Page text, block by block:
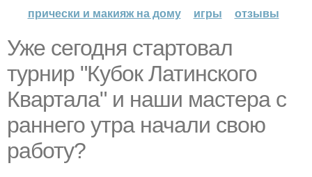
прически и макияж на дому
игры отзывы
Уже сегодня стартовал
турнир "Кубок Латинского
Квартала" и наши мастера с
раннего утра начали свою
работу?